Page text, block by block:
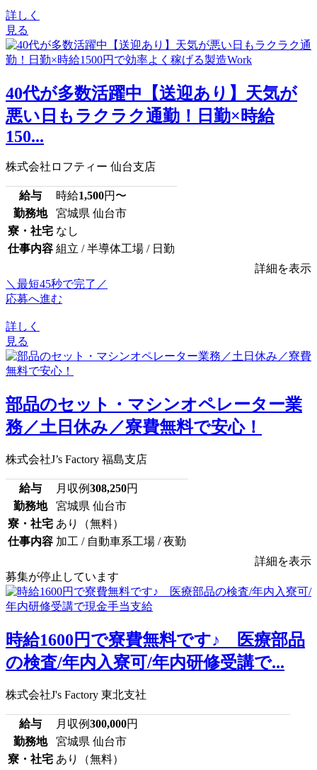
詳しく
見る
40代が多数活躍中【送迎あり】天気が
悪い日もラクラク通勤！日勤×時給
150...
株式会社ロフティー 仙台支店
給与 時給1,500円〜
勤務地
宮城県 仙台市
寮・社宅 なし
仕事内容 組立 / 半導体工場 / 日勤
詳細を表示
＼最短45秒で完了／
応募へ進む
詳しく
見る
部品のセット・マシンオペレーター業
務／土日休み／寮費無料で安心！
株式会社J’s Factory 福島支店
給与 月収例308,250円
勤務地
宮城県 仙台市
寮・社宅 あり（無料）
仕事内容 加工 / 自動車系工場 / 夜勤
詳細を表示
募集が停止しています
時給1600円で寮費無料です♪ 医療部品
の検査/年内入寮可/年内研修受講で...
株式会社J's Factory 東北支社
給与 月収例300,000円
勤務地
宮城県 仙台市
寮・社宅 あり（無料）